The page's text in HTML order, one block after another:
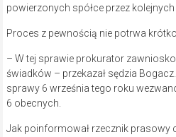
powierzonych spółce przez kolejnych
Proces z pewnością nie potrwa krótko.
– W tej sprawie prokurator
świadków – przekazał sędzia
sprawy 6 września tego roku
6 obecnych.
Jak poinformował rzecznik prasowy